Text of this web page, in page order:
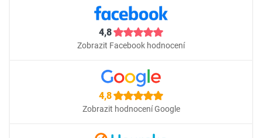
4,8
Zobrazit Facebook hodnocení
4,8
Zobrazit hodnocení Google